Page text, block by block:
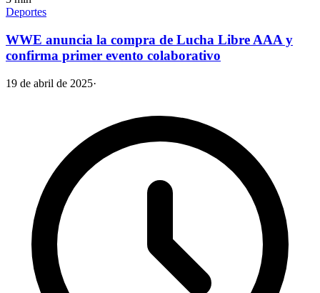
Deportes
WWE anuncia la compra de Lucha Libre AAA y
confirma primer evento colaborativo
19 de abril de 2025·